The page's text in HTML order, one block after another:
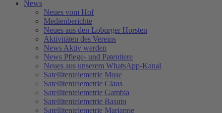
News
Neues vom Hof
Medienberichte
Neues aus den Loburger Horsten
Aktivitäten des Vereins
News Aktiv werden
News Pflege- und Patentiere
Neues aus unserem WhatsApp-Kanal
Satellitentelemetrie Mose
Satellitentelemetrie Claus
Satellitentelemetrie Gambia
Satellitentelemetrie Basuto
Satellitentelemetrie Marianne